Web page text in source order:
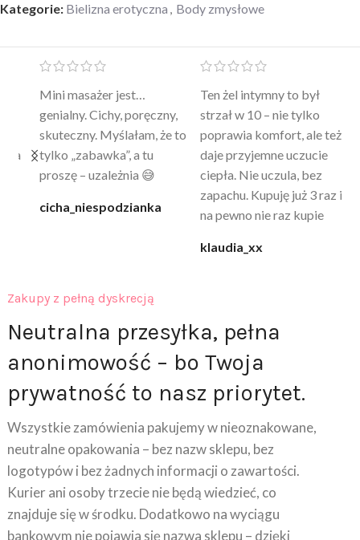
Kategorie: Bielizna erotyczna , Body zmysłowe
Mini masażer jest…
genialny. Cichy, poręczny,
skuteczny. Myślałam, że to
tylko „zabawka”, a tu
proszę – uzależnia 😅
cicha_niespodzianka
Ten żel intymny to był
strzał w 10 – nie tylko
poprawia komfort, ale też
daje przyjemne uczucie
ciepła. Nie uczula, bez
zapachu. Kupuję już 3 raz i
na pewno nie raz kupie
klaudia_xx
Zakupy z pełną dyskrecją
Neutralna przesyłka, pełna
anonimowość – bo Twoja
prywatność to nasz priorytet.
Wszystkie zamówienia pakujemy w nieoznakowane,
neutralne opakowania – bez nazw sklepu, bez
logotypów i bez żadnych informacji o zawartości.
Kurier ani osoby trzecie nie będą wiedzieć, co
znajduje się w środku. Dodatkowo na wyciągu
bankowym nie pojawia się nazwa sklepu – dzięki